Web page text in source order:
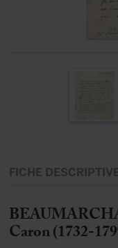
FICHE
Caron (1732-